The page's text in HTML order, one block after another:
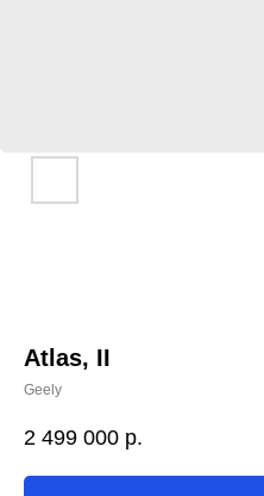
Atlas, II
Geely
2 499 000 р.